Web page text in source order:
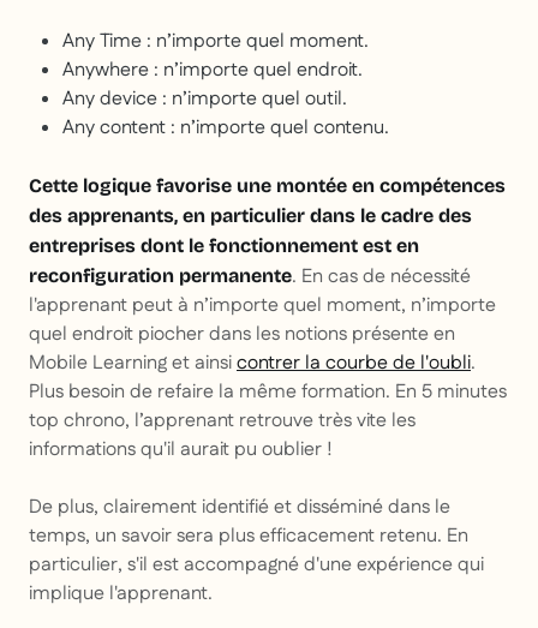
Any Time : n’importe quel moment.
Anywhere : n’importe quel endroit.
Any device : n’importe quel outil.
Any content : n’importe quel contenu.
Cette logique favorise une montée en compétences
des apprenants, en particulier dans le cadre des
entreprises dont le fonctionnement est en
reconfiguration permanente. En cas de nécessité
l'apprenant peut à n’importe quel moment, n’importe
quel endroit piocher dans les notions présente en
Mobile Learning et ainsicontrer la courbe de l'oubli.
Plus besoin de refaire la même formation. En 5 minutes
top chrono, l’apprenant retrouve très vite les
informations qu'il aurait pu oublier !
De plus, clairement identifié et disséminé dans le
temps, un savoir sera plus efficacement retenu. En
particulier, s'il est accompagné d'une expérience qui
implique l'apprenant.